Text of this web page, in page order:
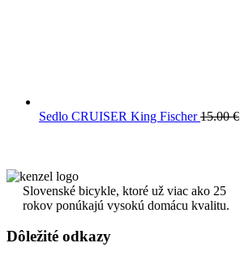
Sedlo CRUISER King Fischer 15.00€
Slovenské bicykle, ktoré už viac ako 25
rokov ponúkajú vysokú domácu kvalitu.
Dôležité odkazy